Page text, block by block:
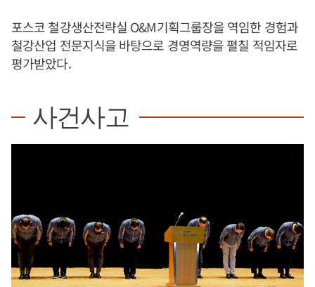
포스코 철강생산전략실 O&M기획그룹장을 역임한 경험과
철강산업 전문지식을 바탕으로 경영역량을 펼칠 적임자로
평가받았다.
사건사고